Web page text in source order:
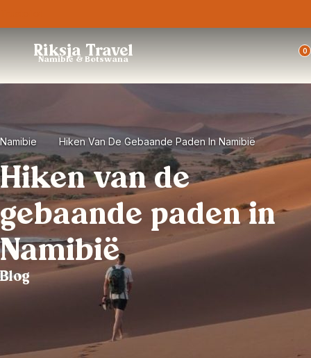
Riksja Travel
Namibië & Botswana
0
Namibie Hiken Van De Gebaande Paden In Namibië
Hiken van de
gebaande paden in
Namibië
Blog